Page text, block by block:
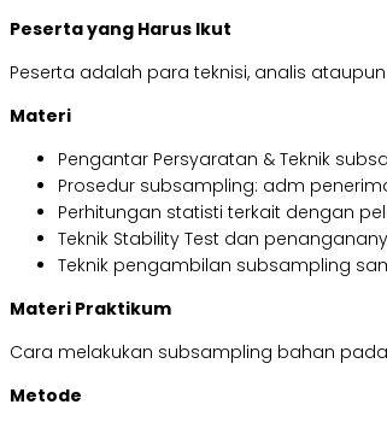
Peserta yang Harus Ikut
Peserta adalah para teknisi, analis
Materi
Pengantar Persyaratan & Teknik
Prosedur subsampling: adm
Perhitungan statisti terkait dengan
Teknik Stability Test dan
Teknik pengambilan subsampling
Materi Praktikum
Cara melakukan subsampling bahan
Metode